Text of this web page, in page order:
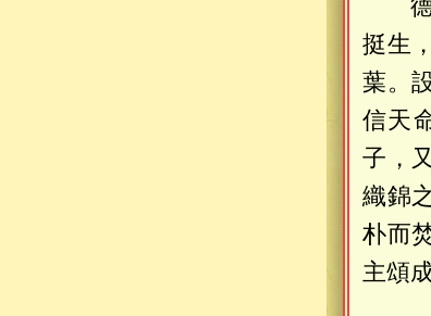
挺生
葉。
信天
子，
織錦
朴而
主頌